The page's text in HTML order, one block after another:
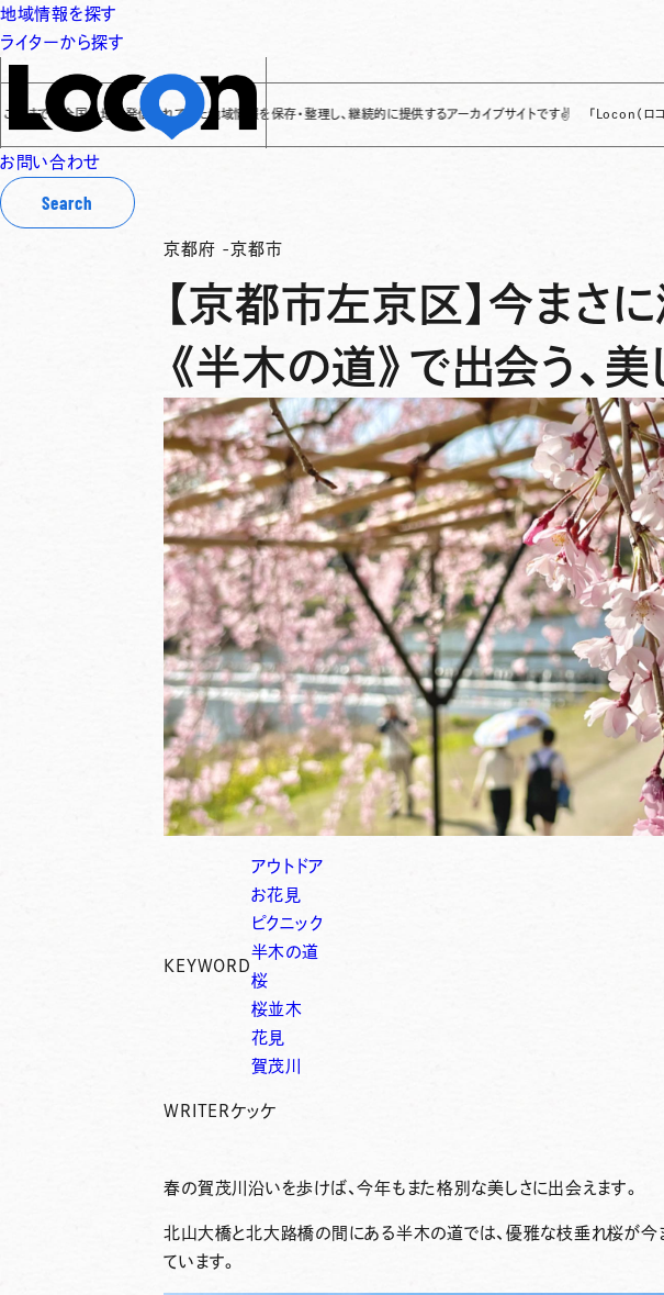
地域情報を探す
ライターから探す
お問い合わせ
Search
国各地で発信されてきた地域情報を保存・整理し、継続的に提供するアーカイブサイトです✌ 「Locon（ロコン）」は、
京都府 -京都市
【京都市左京区】今まさ
《半木の道》で出会う、
KEYWORD
アウトドア
お花見
ピクニック
半木の道
桜
桜並木
花見
賀茂川
WRITER ケッケ
春の賀茂川沿いを歩けば、今年もまた格別な美しさに出会えます。
北山大橋と北大路橋の間にある半木の道では、優雅な枝垂れ桜が今
ています。